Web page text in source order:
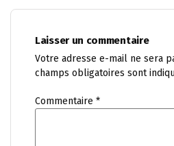
Laisser un commentaire
Votre adresse e-mail ne sera
champs obligatoires sont
Commentaire *